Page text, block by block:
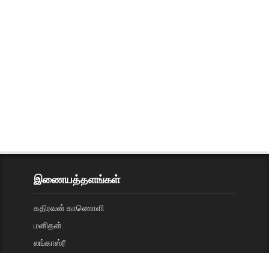
இணையத்தளங்கள்
கதிரவன் காணொளி
மனிதன்
லங்காஸ்ரீ